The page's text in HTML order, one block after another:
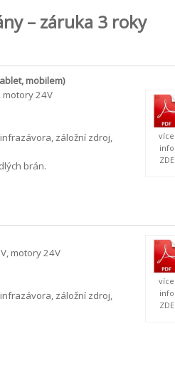
– záruka 3 roky
mobilem)
24V
záložní zdroj,
brán.
více
info
ZDE
motory 24V
záložní zdroj,
více
info
ZDE